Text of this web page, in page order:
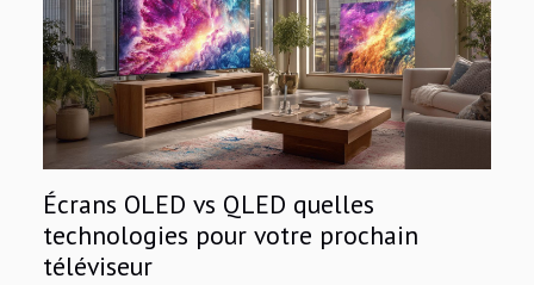
Écrans OLED vs QLED quelles
technologies pour votre prochain
téléviseur